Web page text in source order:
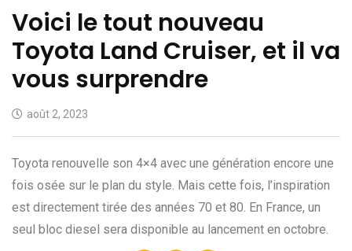
Voici le tout nouveau
Toyota Land Cruiser, et il va
vous surprendre
août 2, 2023
Toyota renouvelle son 4×4 avec une génération encore une
fois osée sur le plan du style. Mais cette fois, l’inspiration
est directement tirée des années 70 et 80. En France, un
seul bloc diesel sera disponible au lancement en octobre.